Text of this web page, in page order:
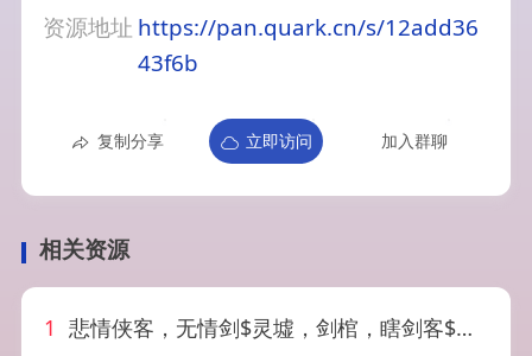
资源地址 https://pan.quark.cn/s/12add36
43f6b
复制分享 立即访问 加入群聊
相关资源
1 悲情侠客，无情剑$灵墟，剑棺，瞎剑客$背剑之人$瞎子背剑，无眼窥天$盲侠执剑走江湖（123集）